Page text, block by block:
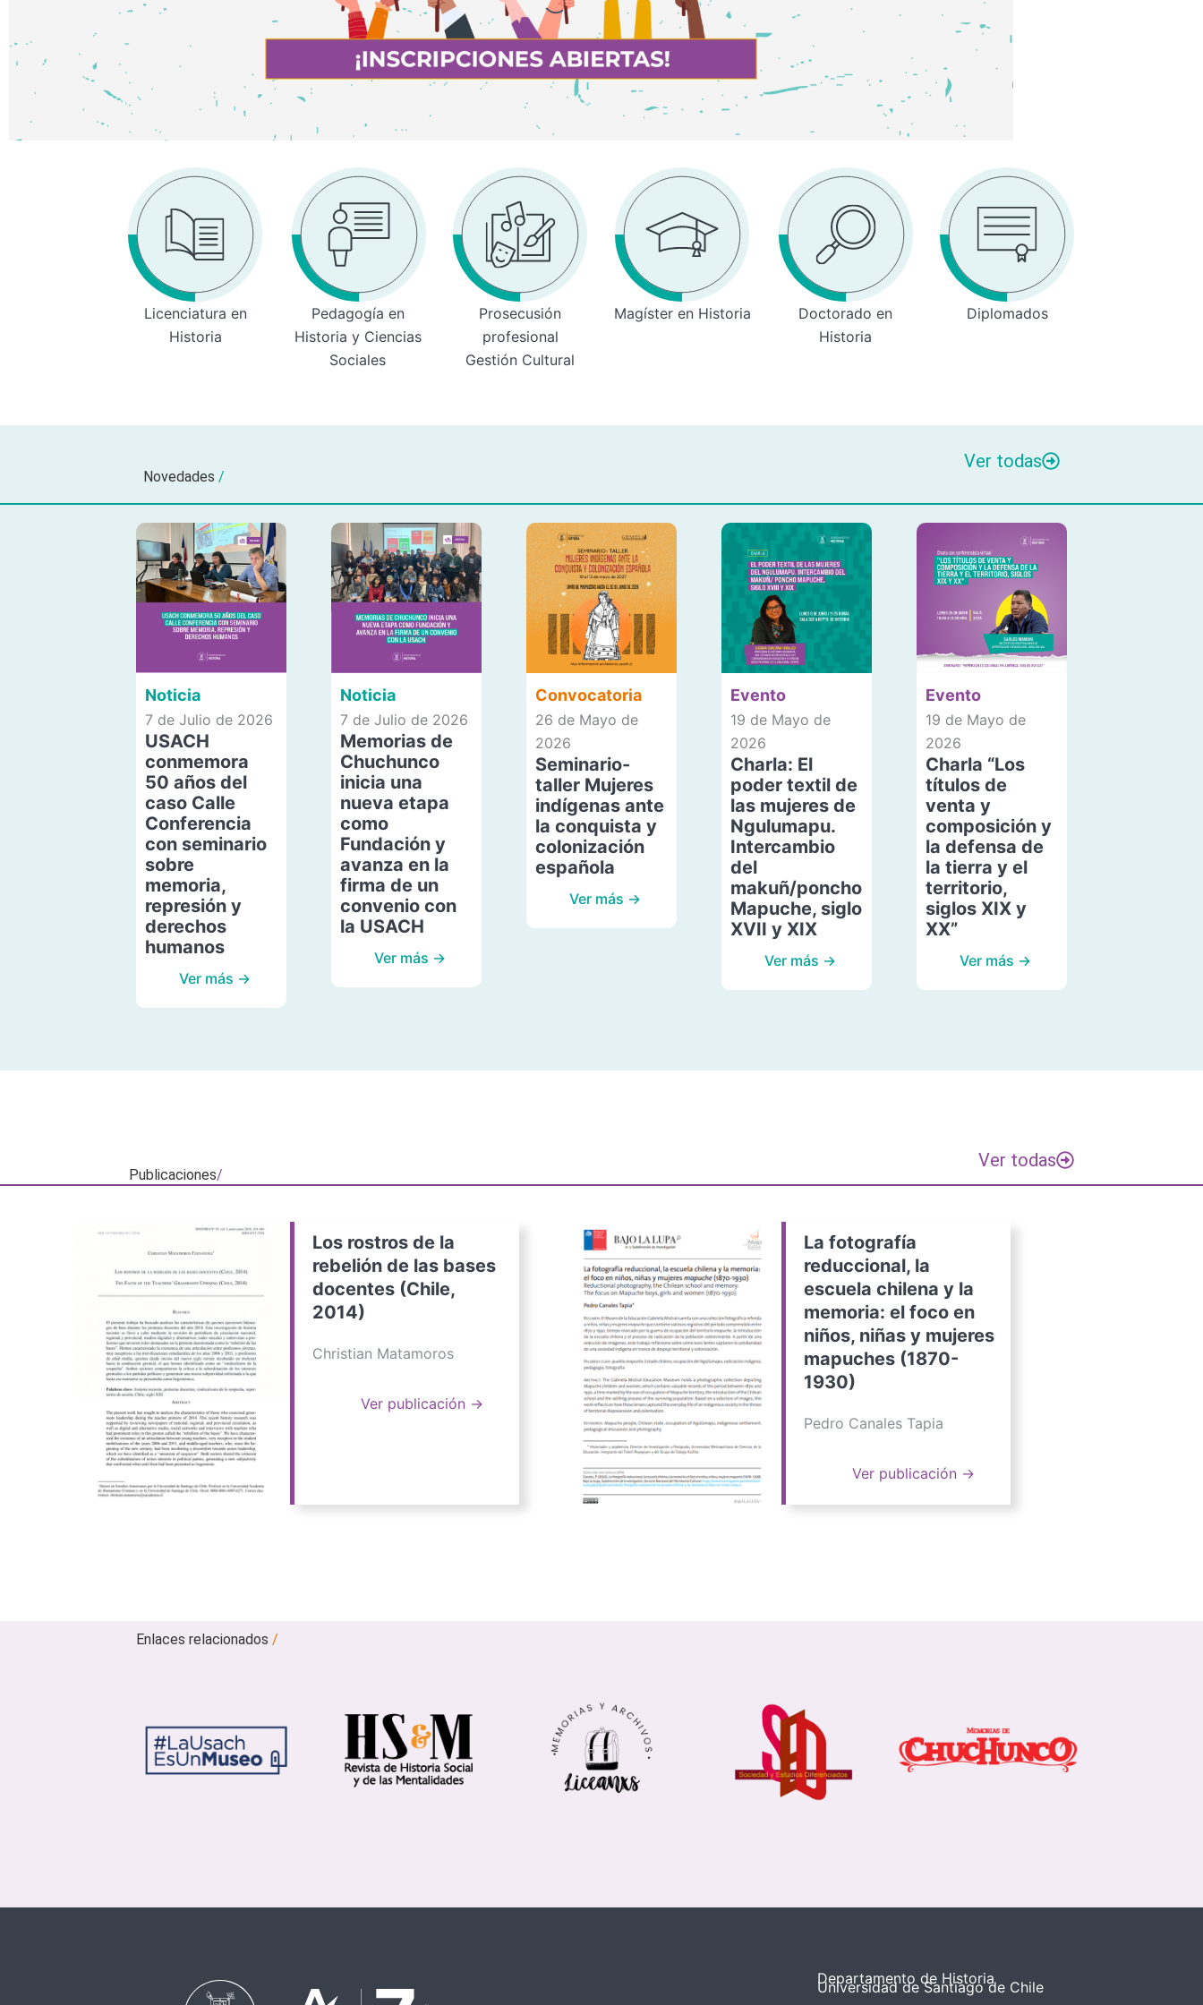
Licenciatura en
Historia
Pedagogía en
Historia y Ciencias
Sociales
Prosecusión
profesional
Gestión Cultural
Magíster en Historia
Doctorado en
Historia
Diplomados
Novedades /
Ver todas
Noticia
7 de Julio de 2026
USACH
conmemora
50 años del
caso Calle
Conferencia
con seminario
sobre
memoria,
represión y
derechos
humanos
Ver más →
Noticia
7 de Julio de 2026
Memorias de
Chuchunco
inicia una
nueva etapa
como
Fundación y
avanza en la
firma de un
convenio con
la USACH
Ver más →
Convocatoria
26 de Mayo de
2026
Seminario-
taller Mujeres
indígenas ante
la conquista y
colonización
española
Ver más →
Evento
19 de Mayo de
2026
Charla: El
poder textil de
las mujeres de
Ngulumapu.
Intercambio
del
makuñ/poncho
Mapuche, siglo
XVII y XIX
Ver más →
Evento
19 de Mayo de
2026
Charla “Los
títulos de
venta y
composición y
la defensa de
la tierra y el
territorio,
siglos XIX y
XX”
Ver más →
Publicaciones/
Ver todas
Los rostros de la
rebelión de las bases
docentes (Chile,
2014)
Christian Matamoros
Ver publicación →
La fotografía
reduccional, la
escuela chilena y la
memoria: el foco en
niños, niñas y mujeres
mapuches (1870-
1930)
Pedro Canales Tapia
Ver publicación →
Enlaces relacionados/
Departamento de Historia
Universidad de Santiago de Chile